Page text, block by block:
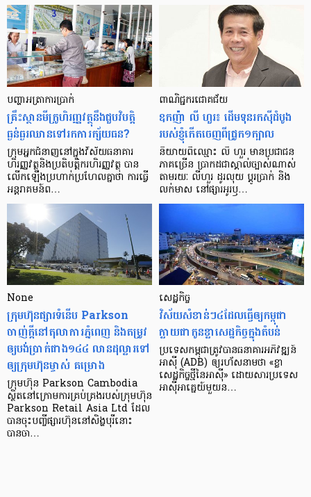
បញ្ហា​អត្រា​ការប្រាក់
គ្រឹះស្ថាន​មីក្រូ​ហិរញ្ញវត្ថុ​នឹង​ជួប​វិបត្តិ​
ធ្ងន់ធ្ងរ​ឈាន​ទៅ​រក​ការ​ក្ស័យធន?
ក្រុម​អ្នក​ជំនាញ​នៅ​ក្នុង​វិស័យ​ធនាគារ
ហិរញ្ញវត្ថុ​និង​ប្រតិបត្តិករ​ហិរញ្ញ​វត្ថុ បាន​​
លើក​ឡើង​ប្រហាក់​ប្រហែល​គ្នា​ថា ការ​ធ្វើ​
អន្តរាគមន៍​ព…
ពាណិជ្ជករជោគជ័យ
ឧកញ៉ា លី ហួរ៖ ដើមទុនរកស៊ីដំបូង
របស់ខ្ញុំកើតចេញពីជ្រូក១ក្បាល
និយាយ​ពី​ឈ្មោះ លី ហួរ មាន​ប្រជាជន​
ភាគ​ច្រើន ប្រាកដ​ជា​ស្គាល់​ច្បាស់​ណាស់
តាមរយៈ លីហួរ ដូរ​លុយ ប្តូរ​បា្រក់ និង​
លក់​មាស នៅ​ផ្សារ​អូរ​ឫ…
None
ក្រុមហ៊ុនផ្សារទំនើប Parkson
ចាញ់ក្ដីនៅតុលាការភ្នំពេញ និងតម្រូវ
ឲ្យបង់ប្រាក់ជាង១៤៤ លានដុល្លារទៅ
ឲ្យក្រុមហ៊ុនម្ចាស់ គម្រោង
ក្រុមហ៊ុន Parkson Cambodia
ស្ថិតនៅក្រោមការគ្រប់គ្រងរបស់ក្រុមហ៊ុន
Parkson Retail Asia Ltd ដែល
បានចុះបញ្ចីផ្សារហ៊ុននៅសិង្ហបុរីនោះ
បានចា…
សេដ្ឋកិច្ច​
វិស័យ​សំខាន់ៗ​៤​ដែល​ធ្វើ​ឲ្យ​កម្ពុជា​
ក្លាយ​ជា​កូន​ខ្លា​សេដ្ឋកិច្ច​ក្នុង​តំបន់
ប្រទេស​កម្ពុជា​ត្រូវ​បាន​ធនាគារ​អភិវឌ្ឍន៍​
អាស៊ី (ADB) ឲ្យ​រហ័ស​នាមថា «ខ្លា​
សេដ្ឋកិច្ច​ថ្មី​នៃ​អាស៊ី» ដោយសារ​ប្រទេស​
អាស៊ី​អាគ្នេយ៍​មួយ​ន…